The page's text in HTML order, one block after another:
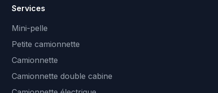
Services
Mini-pelle
Petite camionnette
Camionnette
Camionnette double cabine